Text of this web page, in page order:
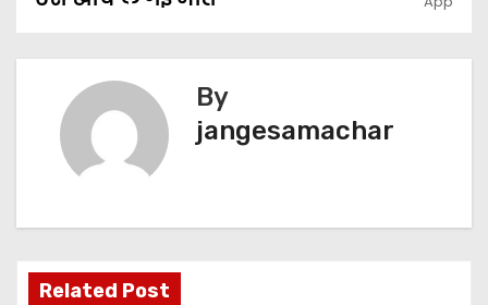
By
jangesamachar
Related Post